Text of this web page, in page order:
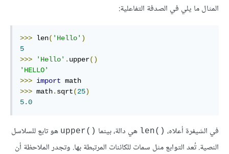
المثال ما يلي في الصدفة التفاعلية:
>>> len( 'Hello' )
5
>>>
'Hello' . upper()
'HELLO'
>>> import
>>> math. sqrt(25)
5.0
في الشيفرة أعلاه، ()len هي دالة، بينما ()upper
هو تابع للسلاسل
النصية. تُعد التوابع مثل سمات للكائنات المرتبطة بها. وتجدر الملاحظة أن